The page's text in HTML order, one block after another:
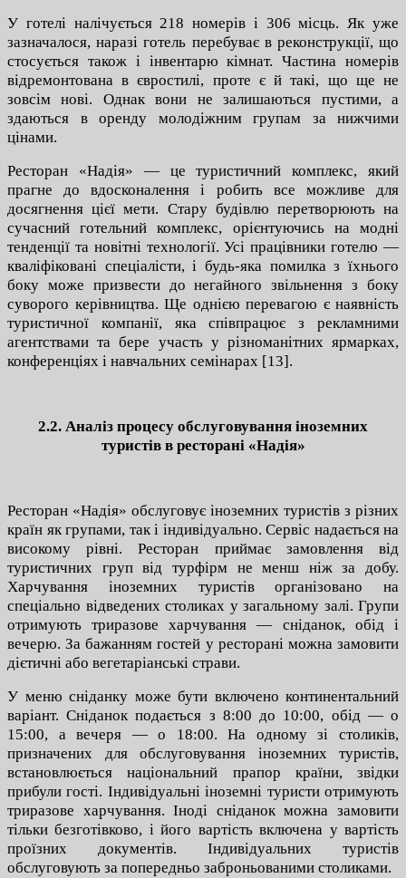
У готелі налічується 218 номерів і 306 місць. Як уже
зазначалося, наразі готель перебуває в реконструкції, що
стосується також і інвентарю кімнат. Частина номерів
відремонтована в євростилі, проте є й такі, що ще не
зовсім нові. Однак вони не залишаються пустими, а
здаються в оренду молодіжним групам за нижчими
цінами.
Ресторан «Надія» — це туристичний комплекс, який
прагне до вдосконалення і робить все можливе для
досягнення цієї мети. Стару будівлю перетворюють на
сучасний готельний комплекс, орієнтуючись на модні
тенденції та новітні технології. Усі працівники готелю —
кваліфіковані спеціалісти, і будь-яка помилка з їхнього
боку може призвести до негайного звільнення з боку
суворого керівництва. Ще однією перевагою є наявність
туристичної компанії, яка співпрацює з рекламними
агентствами та бере участь у різноманітних ярмарках,
конференціях і навчальних семінарах [13].
2.2. Аналіз процесу обслуговування іноземних
туристів в ресторані «Надія»
Ресторан «Надія» обслуговує іноземних туристів з різних
країн як групами, так і індивідуально. Сервіс надається на
високому рівні. Ресторан приймає замовлення від
туристичних груп від турфірм не менш ніж за добу.
Харчування іноземних туристів організовано на
спеціально відведених столиках у загальному залі. Групи
отримують триразове харчування — сніданок, обід і
вечерю. За бажанням гостей у ресторані можна замовити
дієтичні або вегетаріанські страви.
У меню сніданку може бути включено континентальний
варіант. Сніданок подається з 8:00 до 10:00, обід — о
15:00, а вечеря — о 18:00. На одному зі столиків,
призначених для обслуговування іноземних туристів,
встановлюється національний прапор країни, звідки
прибули гості. Індивідуальні іноземні туристи отримують
триразове харчування. Іноді сніданок можна замовити
тільки безготівково, і його вартість включена у вартість
проїзних документів. Індивідуальних туристів
обслуговують за попередньо заброньованими столиками.